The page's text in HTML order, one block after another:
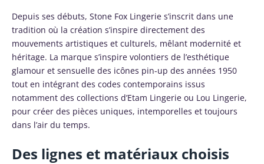
Depuis ses débuts, Stone Fox Lingerie s’inscrit dans une
tradition où la création s’inspire directement des
mouvements artistiques et culturels, mêlant modernité et
héritage. La marque s’inspire volontiers de l’esthétique
glamour et sensuelle des icônes pin-up des années 1950
tout en intégrant des codes contemporains issus
notamment des collections d’Etam Lingerie ou Lou Lingerie,
pour créer des pièces uniques, intemporelles et toujours
dans l’air du temps.
Des lignes et matériaux choisis